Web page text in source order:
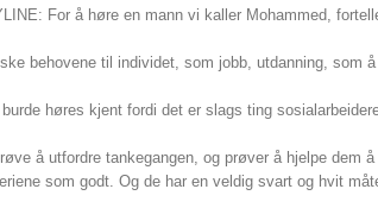
For å høre en mann vi kaller Mohammed,
behovene til individet, som jobb, utdanning, som
høres kjent fordi det er slags ting
å utfordre tankegangen, og prøver å hjelpe
som godt. Og de har en veldig svart og hvit